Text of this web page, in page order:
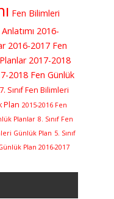
Fen Bilimleri
2016-
2016-2017 Fen
2017-2018
2018 Fen Günlük
7. Sınıf Fen Bilimleri
Plan 2015-2016 Fen
Planlar 8. Sınıf Fen
Günlük Plan 5. Sınıf
Plan 2016-2017